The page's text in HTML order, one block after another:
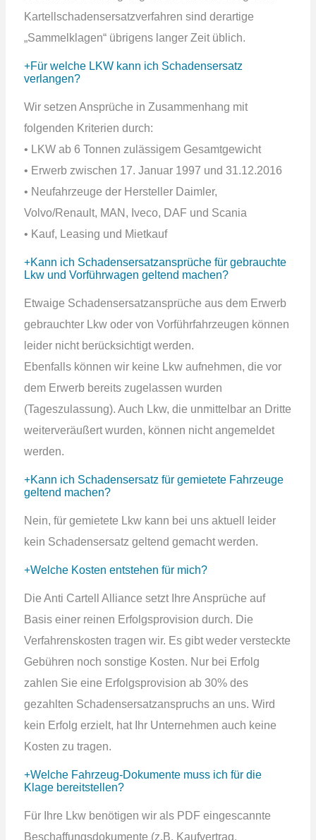
Kartellschadensersatzverfahren sind derartige
„Sammelklagen“ übrigens langer Zeit üblich.
Für welche LKW kann ich Schadensersatz
verlangen?
Wir setzen Ansprüche in Zusammenhang mit
folgenden Kriterien durch:
• LKW ab 6 Tonnen zulässigem Gesamtgewicht
• Erwerb zwischen 17. Januar 1997 und 31.12.2016
• Neufahrzeuge der Hersteller Daimler,
Volvo/Renault, MAN, Iveco, DAF und Scania
• Kauf, Leasing und Mietkauf
Kann ich Schadensersatzansprüche für gebrauchte
Lkw und Vorführwagen geltend machen?
Etwaige Schadensersatzansprüche aus dem Erwerb
gebrauchter Lkw oder von Vorführfahrzeugen können
leider nicht berücksichtigt werden.
Ebenfalls können wir keine Lkw aufnehmen, die vor
dem Erwerb bereits zugelassen wurden
(Tageszulassung). Auch Lkw, die unmittelbar an Dritte
weiterveräußert wurden, können nicht angemeldet
werden.
Kann ich Schadensersatz für gemietete Fahrzeuge
geltend machen?
Nein, für gemietete Lkw kann bei uns aktuell leider
kein Schadensersatz geltend gemacht werden.
Welche Kosten entstehen für mich?
Die Anti Cartell Alliance setzt Ihre Ansprüche auf
Basis einer reinen Erfolgsprovision durch. Die
Verfahrenskosten tragen wir. Es gibt weder versteckte
Gebühren noch sonstige Kosten. Nur bei Erfolg
zahlen Sie eine Erfolgsprovision ab 30% des
gezahlten Schadensersatzanspruchs an uns. Wird
kein Erfolg erzielt, hat Ihr Unternehmen auch keine
Kosten zu tragen.
Welche Fahrzeug-Dokumente muss ich für die
Klage bereitstellen?
Für Ihre Lkw benötigen wir als PDF eingescannte
Beschaffungsdokumente (z.B. Kaufvertrag,